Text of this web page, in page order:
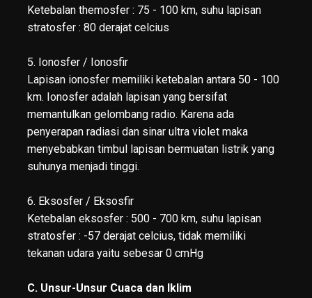
Ketebalan themosfer : 75 - 100 km, suhu lapisan
stratosfer : 80 derajat celcius
5. Ionosfer / Ionosfir
Lapisan ionosfer memiliki ketebalan antara 50 - 100
km. Ionosfer adalah lapisan yang bersifat
memantulkan gelombang radio. Karena ada
penyerapan radiasi dan sinar ultra violet maka
menyebabkan timbul lapisan bermuatan listrik yang
suhunya menjadi tinggi.
6. Eksosfer / Eksosfir
Ketebalan eksosfer : 500 - 700 km, suhu lapisan
stratosfer : -57 derajat celcius, tidak memiliki
tekanan udara yaitu sebesar 0 cmHg
C. Unsur-Unsur Cuaca dan Iklim